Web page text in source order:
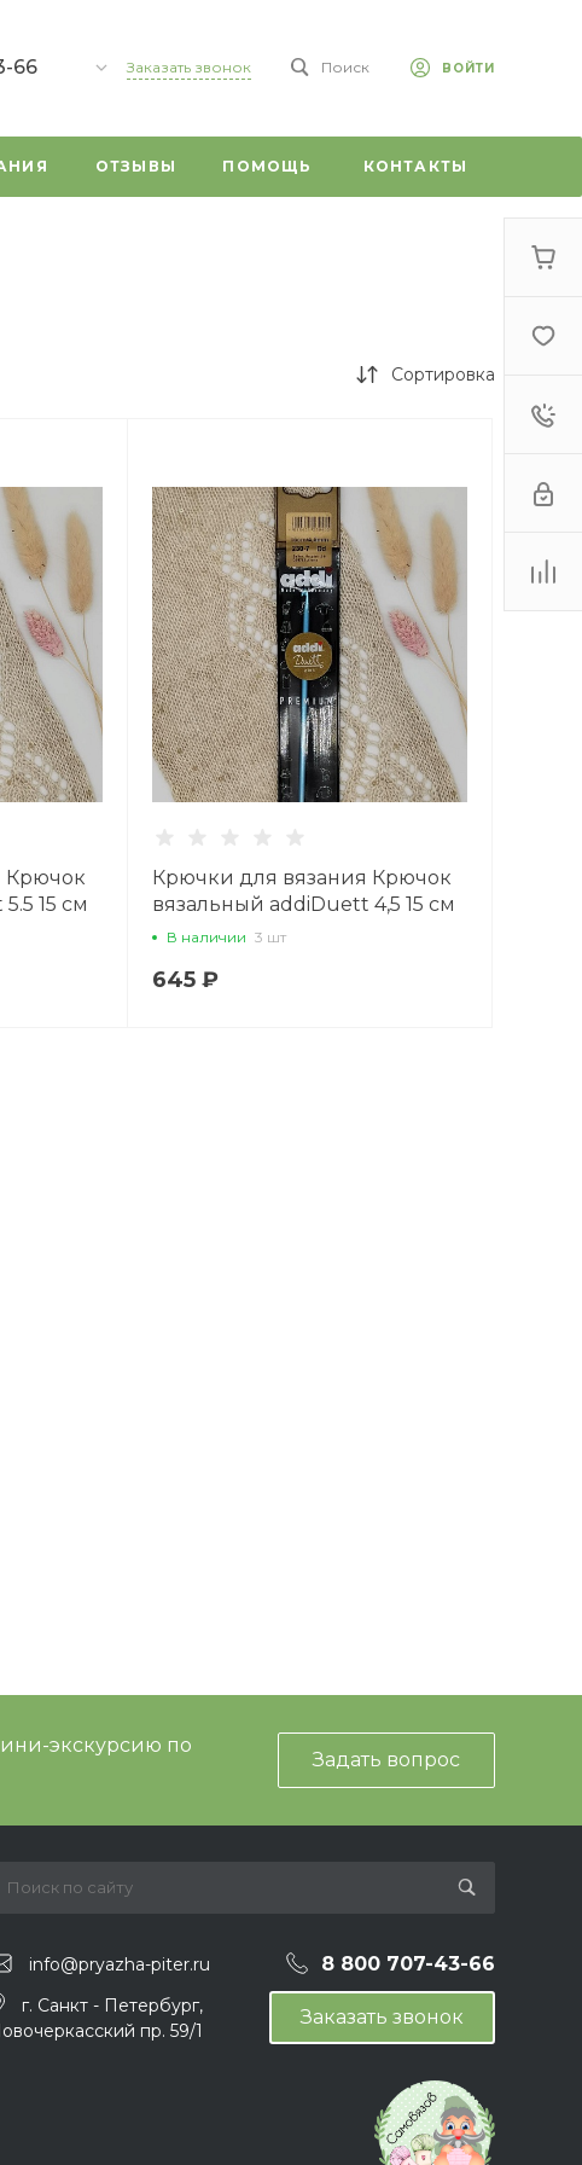
66
пр. 59/1
ул.
1
Заказать звонок Поиск ВОЙТИ
ОТЗЫВЫ ПОМОЩЬ КОНТАКТЫ
Сортировка
Крючок
15 см
Крючки для вязания Крючок
вязальный addiDuett 4,5 15 см
В наличии 3 шт
645 ₽
экскурсию по
Задать вопрос
info@pryazha-piter.ru 8 800 707-43-66
г. Санкт - Петербург,
пр. 59/1
Заказать звонок